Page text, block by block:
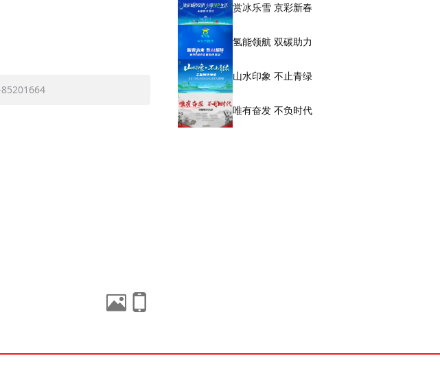
赏冰乐雪 京彩新春
氢能领航 双碳助力
山水印象 不止青绿
唯有奋发 不负时代